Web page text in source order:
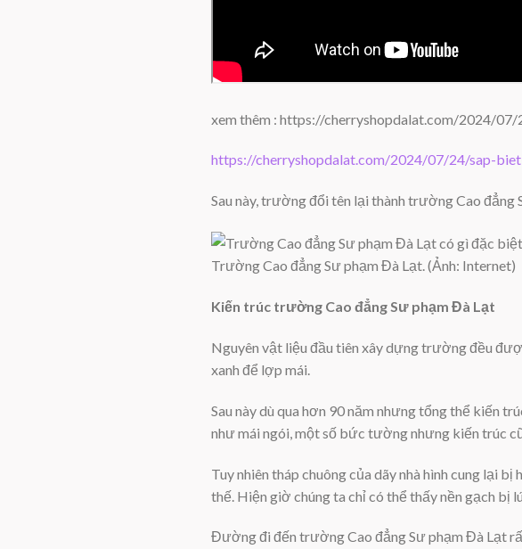
xem thêm : https://cherryshopdalat.com/2024/
https://cherryshopdalat.com/2024/07/24/sap-
Sau này, trường đổi tên lại thành trường Cao
Trường Cao đẳng Sư phạm Đà Lạt. (Ảnh: Internet)
Kiến trúc trường Cao đẳng Sư phạm Đà Lạt
Nguyên vật liệu đầu tiên xây dựng trường đều
xanh để lợp mái.
Sau này dù qua hơn 90 năm nhưng tổng thể kiến
như mái ngói, một số bức tường nhưng kiến trúc
Tuy nhiên tháp chuông của dãy nhà hình cung lại
thế. Hiện giờ chúng ta chỉ có thể thấy nền gạch bị
Đường đi đến trường Cao đẳng Sư phạm Đà Lạt